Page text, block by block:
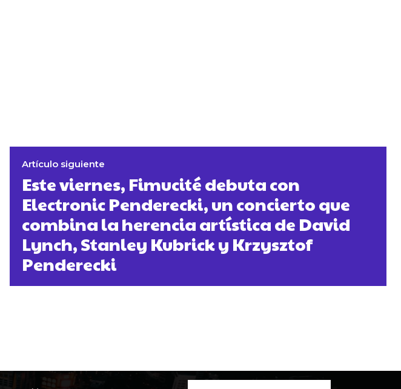
Artículo siguiente
Este viernes, Fimucité debuta con
Electronic Penderecki, un concierto que
combina la herencia artística de David
Lynch, Stanley Kubrick y Krzysztof
Penderecki